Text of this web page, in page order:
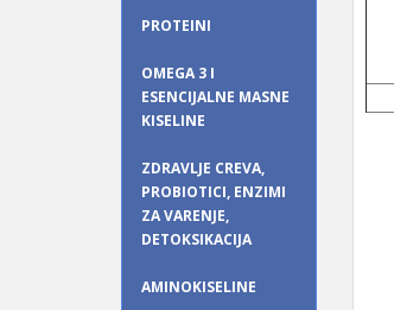
PROTEINI
OMEGA 3 I
ESENCIJALNE MASNE
KISELINE
ZDRAVLJE CREVA,
PROBIOTICI, ENZIMI
ZA VARENJE,
DETOKSIKACIJA
AMINOKISELINE